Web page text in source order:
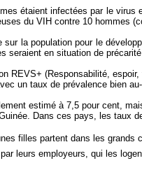
étaient infectées par le
du VIH contre 10 hommes
la population pour le
seraient en situation de
REVS+ (Responsabilité,
un taux de prévalence bien
estimé à 7,5 pour cent,
Dans ces pays, les taux
filles partent dans les
leurs employeurs, qui les